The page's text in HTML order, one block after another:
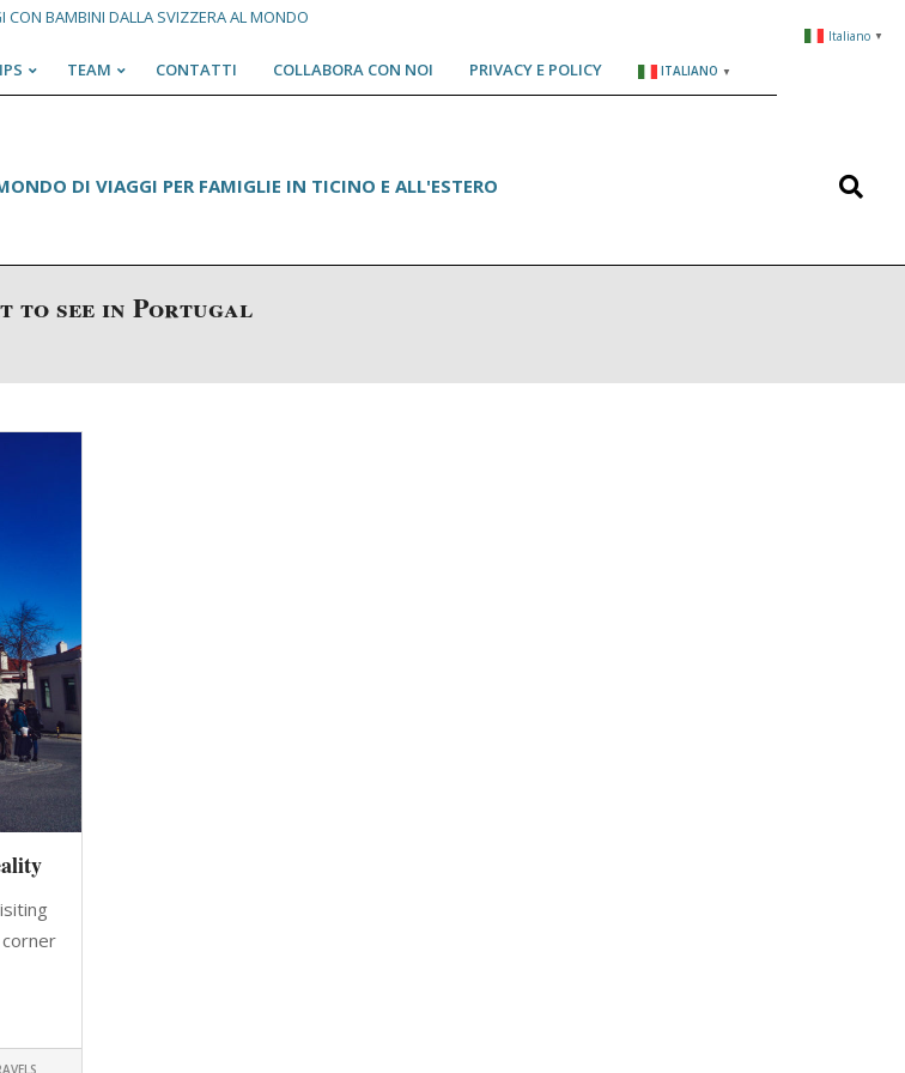
CON BAMBINI DALLA SVIZZERA AL MONDO
Primary
TEAM CONTATTI COLLABORA CON NOI PRIVACY E POLICY ITALIANO ▼
DI VIAGGI PER FAMIGLIE IN TICINO E ALL'ESTERO Search
to see in Portugal
Italiano ▼